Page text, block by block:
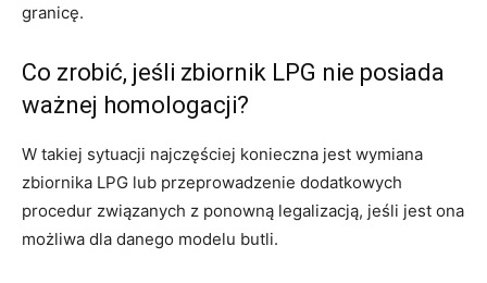
granicę.
Co zrobić, jeśli zbiornik LPG nie posiada
ważnej homologacji?
W takiej sytuacji najczęściej konieczna jest wymiana
zbiornika LPG lub przeprowadzenie dodatkowych
procedur związanych z ponowną legalizacją, jeśli jest ona
możliwa dla danego modelu butli.